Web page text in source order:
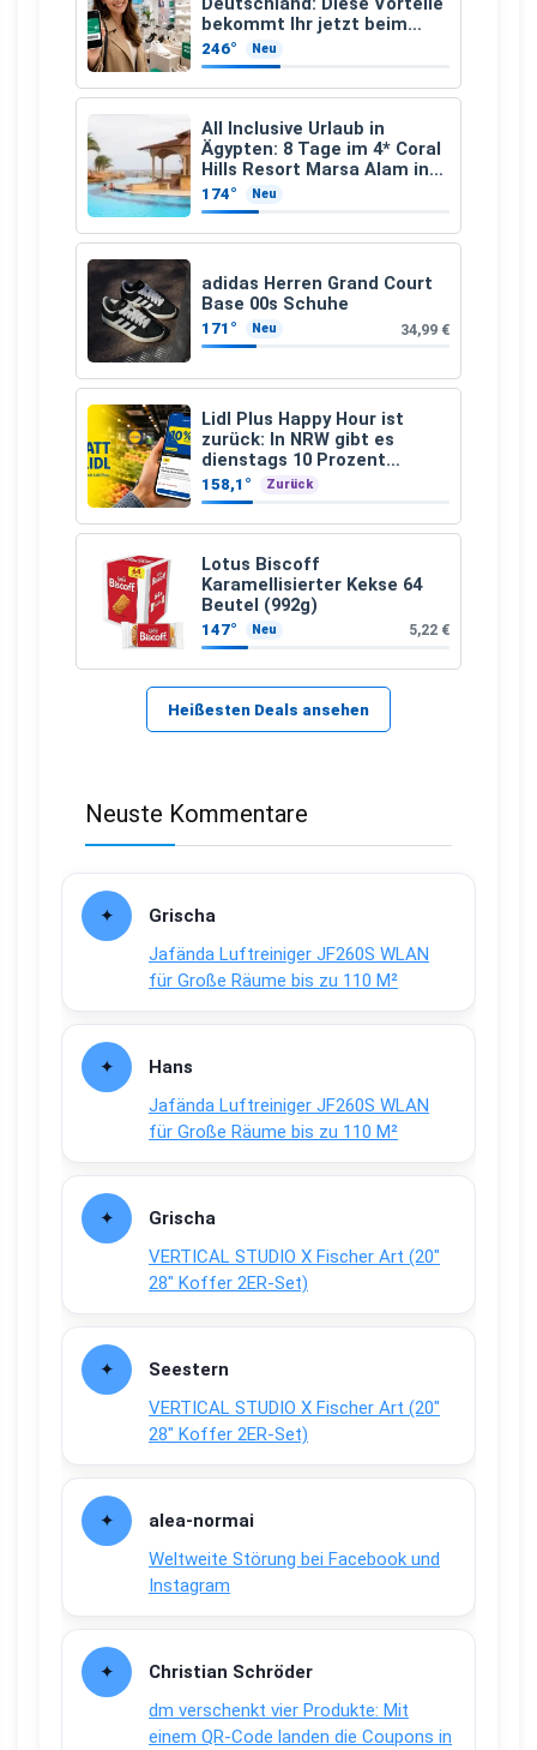
bekommt Ihr jetzt beim
Schuhkauf
246° Neu
All Inclusive Urlaub in
Ägypten: 8 Tage im 4* Coral
Hills Resort Marsa Alam inkl.
Flüge ab 299 € p.P.
174° Neu
adidas Herren Grand Court
Base 00s Schuhe
171° Neu 34,99 €
Lidl Plus Happy Hour ist
zurück: In NRW gibt es
dienstags 10 Prozent
Rabatt
158,1° Zurück
Lotus Biscoff
Karamellisierter Kekse 64
Beutel (992g)
147° Neu 5,22 €
Heißesten Deals ansehen
Neuste Kommentare
Grischa
Jafända Luftreiniger JF260S WLAN
für Große Räume bis zu 110 M²
Hans
Jafända Luftreiniger JF260S WLAN
für Große Räume bis zu 110 M²
Grischa
VERTICAL STUDIO X Fischer Art (20″
28″ Koffer 2ER-Set)
Seestern
VERTICAL STUDIO X Fischer Art (20″
28″ Koffer 2ER-Set)
alea-normai
Weltweite Störung bei Facebook und
Instagram
Christian Schröder
dm verschenkt vier Produkte: Mit
einem QR-Code landen die Coupons in